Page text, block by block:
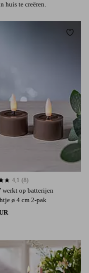
huis te creëren.
favorieten
werkt op batterijen
ø 4 cm 2-pak
van 8 beoordelingen
4,1 (8)
favorieten